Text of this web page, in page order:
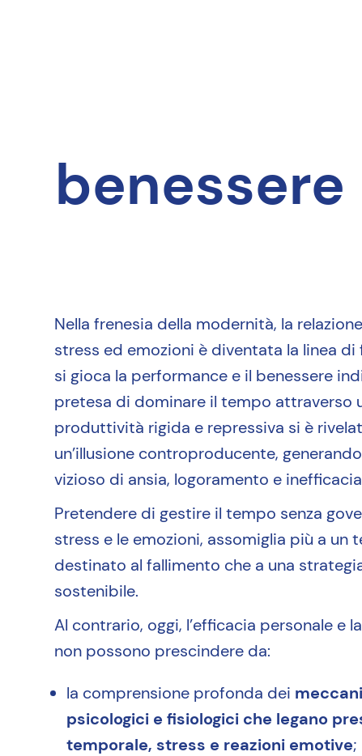
Nella frenesia della modernità, la
stress ed emozioni è diventata la linea di
si gioca la performance e il benessere
pretesa di dominare il tempo attraverso
produttività rigida e repressiva si è
un’illusione controproducente,
vizioso di ansia, logoramento e
Pretendere di gestire il tempo senza
stress e le emozioni, assomiglia più a un
destinato al fallimento che a una
sostenibile.
Al contrario, oggi, l’efficacia personale e
non possono prescindere da:
la comprensione profonda dei
psicologici e fisiologici che legano
temporale, stress e reazioni emotive;